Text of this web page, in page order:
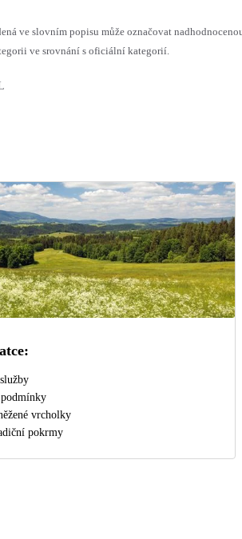
ve slovním popisu může označovat
ve srovnání s oficiální kategorií.
vrcholky
pokrmy